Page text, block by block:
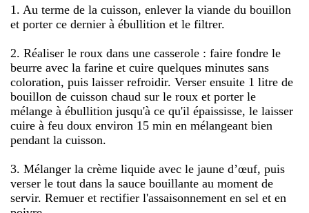
1. Au terme de la cuisson, enlever la viande du bouillon
et porter ce dernier à ébullition et le filtrer.
2. Réaliser le roux dans une casserole : faire fondre le
beurre avec la farine et cuire quelques minutes sans
coloration, puis laisser refroidir. Verser ensuite 1 litre de
bouillon de cuisson chaud sur le roux et porter le
mélange à ébullition jusqu'à ce qu'il épaississe, le laisser
cuire à feu doux environ 15 min en mélangeant bien
pendant la cuisson.
3. Mélanger la crème liquide avec le jaune d’œuf, puis
verser le tout dans la sauce bouillante au moment de
servir. Remuer et rectifier l'assaisonnement en sel et en